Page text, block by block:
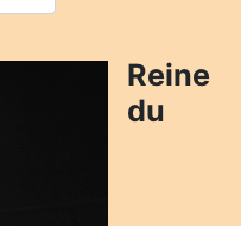
Reine
du